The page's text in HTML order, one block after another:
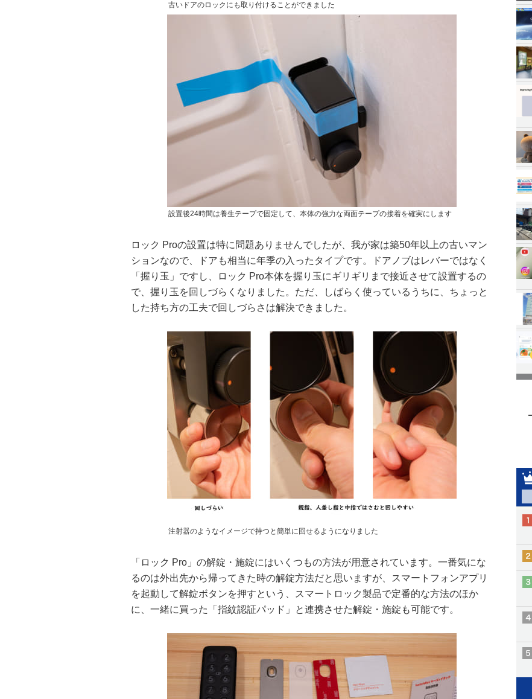
古いドアのロックにも取り付けることができました
設置後24時間は養生テープで固定して、本体の強力な両面テープの接着を確実にします
ロック Proの設置は特に問題ありませんでしたが、我が家は築50年以上の古いマン
ションなので、ドアも相当に年季の入ったタイプです。ドアノブはレバーではなく
「握り玉」ですし、ロック Pro本体を握り玉にギリギリまで接近させて設置するの
で、握り玉を回しづらくなりました。ただ、しばらく使っているうちに、ちょっと
した持ち方の工夫で回しづらさは解決できました。
注射器のようなイメージで持つと簡単に回せるようになりました
「ロック Pro」の解錠・施錠にはいくつもの方法が用意されています。一番気にな
るのは外出先から帰ってきた時の解錠方法だと思いますが、スマートフォンアプリ
を起動して解錠ボタンを押すという、スマートロック製品で定番的な方法のほか
に、一緒に買った「指紋認証パッド」と連携させた解錠・施錠も可能です。